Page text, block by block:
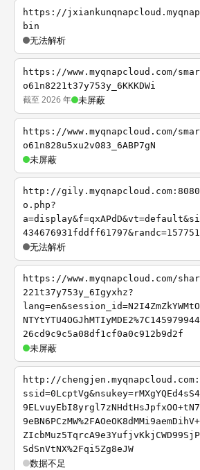
https://
bin
无法解析
https://www.myqnapcloud.com/
o61n8221t37y753y_6KKKDWi
截至 2026 年 未屏蔽
https://www.myqnapcloud.com/
o61n828u5xu2v083_6ABP7gN
未屏蔽
http://
o.php?
无法解析
https://www.myqnapcloud.com/
221t37y753y_6Igyxhz?
26cd9c9c5a08df1cf0a0c912b9d2f
未屏蔽
http://
SdSnVtNX%2Fqi5Zg8eJW
数据不足